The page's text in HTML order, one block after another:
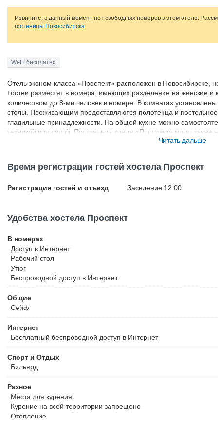
Извините, в данный момент нет свободных номеров в этом отеле.
гостиницы Новосибирска.
Wi-Fi бесплатно
Отель эконом-класса «Проспект» расположен в Новосибирске,
Гостей разместят в номера, имеющих разделение на женские
количеством до 8-ми человек в номере. В комнатах
столы. Проживающим предоставляются полотенца и
гладильные принадлежности. На общей кухне можно
техникой и посудой. Постояльцы отеля «Проспект» могут также
общей гостиной можно отдохнуть или поиграть бильярд и
Читать дальше
Время регистрации гостей хостела Проспект
Регистрация гостей и отъезд Заселение 12:00
Удобства хостела Проспект
В номерах
Доступ в Интернет
Рабочий стол
Утюг
Беспроводной доступ в Интернет
Общие
Сейф
Интернет
Бесплатный беспроводной доступ в Интернет
Спорт и Отдых
Бильярд
Разное
Места для курения
Курение на всей территории запрещено
Отопление